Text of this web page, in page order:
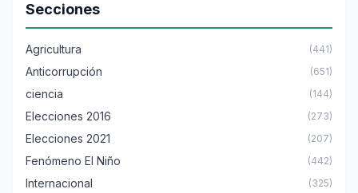
Secciones
Agricultura (441)
Anticorrupción (651)
ciencia (144)
Elecciones 2016 (273)
Elecciones 2021 (207)
Fenómeno El Niño (442)
Internacional (325)